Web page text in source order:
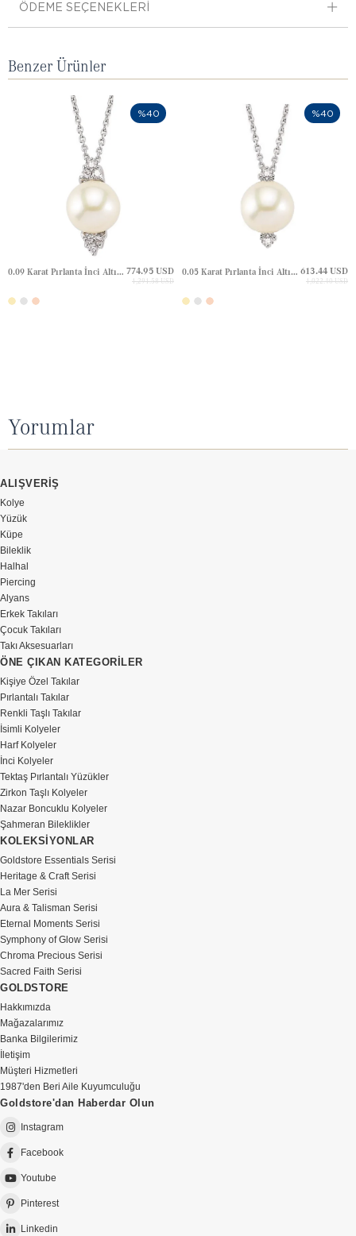
ÖDEME SEÇENEKLERI
Benzer Ürünler
0.09 Karat Pırlanta İnci Altın Kolye 774.95 USD
1,291.58 USD
%40
0.05 Karat Pırlanta İnci Altın Kolye 613.44 USD
1,022.40 USD
%40
Yorumlar
ALIŞVERİŞ
Kolye
Yüzük
Küpe
Bileklik
Halhal
Piercing
Alyans
Erkek Takıları
Çocuk Takıları
Takı Aksesuarları
ÖNE ÇIKAN KATEGORİLER
Kişiye Özel Takılar
Pırlantalı Takılar
Renkli Taşlı Takılar
İsimli Kolyeler
Harf Kolyeler
İnci Kolyeler
Tektaş Pırlantalı Yüzükler
Zirkon Taşlı Kolyeler
Nazar Boncuklu Kolyeler
Şahmeran Bileklikler
KOLEKSİYONLAR
Goldstore Essentials Serisi
Heritage & Craft Serisi
La Mer Serisi
Aura & Talisman Serisi
Eternal Moments Serisi
Symphony of Glow Serisi
Chroma Precious Serisi
Sacred Faith Serisi
GOLDSTORE
Hakkımızda
Mağazalarımız
Banka Bilgilerimiz
İletişim
Müşteri Hizmetleri
1987'den Beri Aile Kuyumculuğu
Goldstore'dan Haberdar Olun
Instagram
Facebook
Youtube
Pinterest
Linkedin